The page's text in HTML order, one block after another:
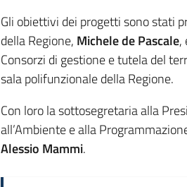
Gli obiettivi dei progetti sono stati
della Regione, Michele de Pascale,
Consorzi di gestione e tutela del
sala polifunzionale della Regione.
Con loro la sottosegretaria alla
all’Ambiente e alla
Alessio Mammi.